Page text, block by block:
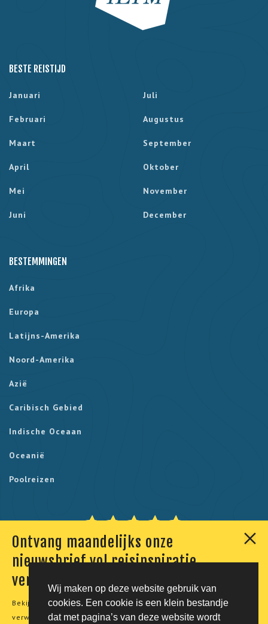
Wij maken op deze website gebruik van
cookies. Een cookie is een klein bestandje
dat met pagina’s van deze website wordt
Ontvang maandelijks onze
nieuwsbrief vol reisinspiratie,
verhalen en aanbiedingen
Bekijk onzeprivacyverklaringvoor meer informatie over de
verwerking van uw persoonsgegevens.
BESTE REISTIJD
Januari
Februari
Maart
April
Mei
Juni
Juli
Augustus
September
Oktober
November
December
BESTEMMINGEN
Afrika
Europa
Latijns-Amerika
Noord-Amerika
Azië
Caribisch Gebied
Indische Oceaan
Oceanië
Poolreizen
Onze klanten geven ons een 9,7. Berekend uit 230
© Tico Reizen 2026 - Privé-reizen op maat